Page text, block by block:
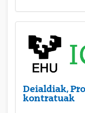
Deialdiak,
kontratuak